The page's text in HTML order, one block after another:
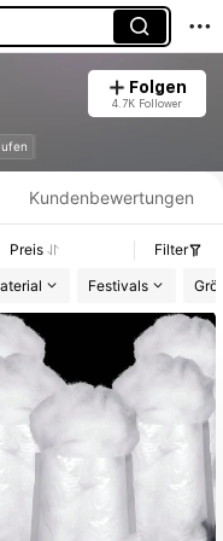
Folgen
4.7K Follower
Lagerbestandsdetails.
Kundenbewertungen
Preis
Filter
Festivals